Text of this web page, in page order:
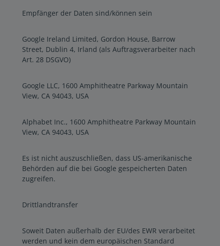
Empfänger der Daten sind/können sein
Google Ireland Limited, Gordon House, Barrow
Street, Dublin 4, Irland (als Auftragsverarbeiter nach
Art. 28 DSGVO)
Google LLC, 1600 Amphitheatre Parkway Mountain
View, CA 94043, USA
Alphabet Inc., 1600 Amphitheatre Parkway Mountain
View, CA 94043, USA
Es ist nicht auszuschließen, dass US-amerikanische
Behörden auf die bei Google gespeicherten Daten
zugreifen.
Drittlandtransfer
Soweit Daten außerhalb der EU/des EWR verarbeitet
werden und kein dem europäischen Standard